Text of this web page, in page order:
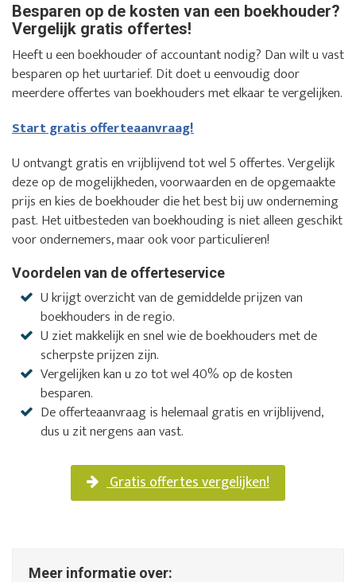
Besparen op de kosten van een boekhouder?
Vergelijk gratis offertes!
Heeft u een boekhouder of accountant nodig? Dan wilt u vast
besparen op het uurtarief. Dit doet u eenvoudig door
meerdere offertes van boekhouders met elkaar te vergelijken.
Start gratis offerteaanvraag!
U ontvangt gratis en vrijblijvend tot wel 5 offertes. Vergelijk
deze op de mogelijkheden, voorwaarden en de opgemaakte
prijs en kies de boekhouder die het best bij uw onderneming
past. Het uitbesteden van boekhouding is niet alleen geschikt
voor ondernemers, maar ook voor particulieren!
Voordelen van de offerteservice
U krijgt overzicht van de gemiddelde prijzen van
boekhouders in de regio.
U ziet makkelijk en snel wie de boekhouders met de
scherpste prijzen zijn.
Vergelijken kan u zo tot wel 40% op de kosten
besparen.
De offerteaanvraag is helemaal gratis en vrijblijvend,
dus u zit nergens aan vast.
Gratis offertes vergelijken!
Meer informatie over: